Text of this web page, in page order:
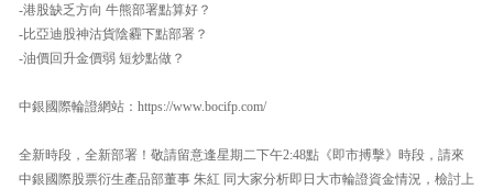
-港股缺乏方向 牛熊部署點算好？
-比亞迪股神沽貨陰霾下點部署？
-油價回升金價弱 短炒點做？
中銀國際輪證網站：https://www.bocifp.com/
全新時段，全新部署！敬請留意逢星期二下午2:48點《即市搏擊》時段，請來
中銀國際股票衍生產品部董事 朱紅 同大家分析即日大市輪證資金情況，檢討上